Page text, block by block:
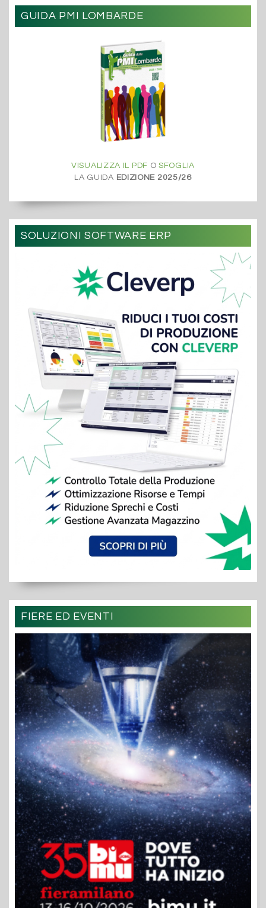
GUIDA PMI LOMBARDE
VISUALIZZA IL PDF OSFOGLIA
LA GUIDA EDIZIONE 2025/26
SOLUZIONI SOFTWARE ERP
FIERE ED EVENTI